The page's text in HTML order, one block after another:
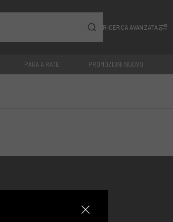
RICERCA AVANZATA
PAGA A RATE PROMOZIONI NUOVO